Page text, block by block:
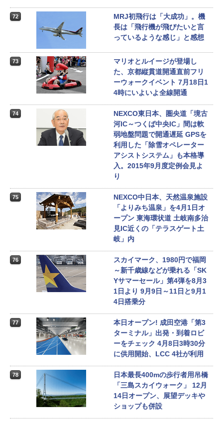
72
MRJ初飛行は「大成功」。機
長は「飛行機が飛びたいと言
っているような感じ」と感想
73
マリオとルイージが登場し
た、京都縦貫道開通直前フリ
ーウォークイベント 7月18日1
4時にいよいよ全線開通
74
NEXCO東日本、圏央道「境古
河IC～つくば中央IC」間は軟
弱地盤問題で開通遅延 GPSを
利用した「除雪オペレーター
アシストシステム」も本格導
入。2015年9月度定例会見よ
り
75
NEXCO中日本、天然温泉施設
「よりみち温泉」を4月1日オ
ープン 東海環状道 土岐南多治
見IC近くの「テラスゲート土
岐」内
76
スカイマーク、1980円で福岡
～新千歳線などが乗れる「SK
Yサマーセール」第4弾を8月3
1日より 9月9日～11日と9月1
4日搭乗分
77
本日オープン! 成田空港「第3
ターミナル」出発・到着ロビ
ーをチェック 4月8日3時30分
に供用開始、LCC 4社が利用
78
日本最長400mの歩行者用吊橋
「三島スカイウォーク」 12月
14日オープン、展望デッキや
ショップも併設